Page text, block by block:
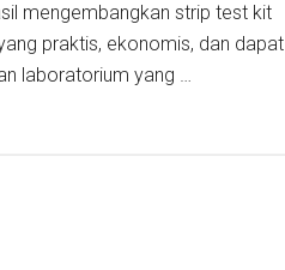
mengembangkan strip test kit
praktis, ekonomis, dan dapat
laboratorium yang …